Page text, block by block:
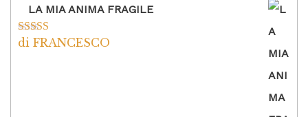
LA MIA ANIMA FRAGILE
Valutato5su
di FRANCESCO